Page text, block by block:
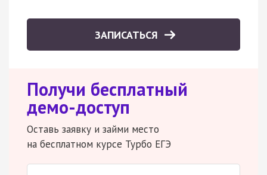
ЗАПИСАТЬСЯ
Получи бесплатный
демо-доступ
Оставь заявку и займи место
на бесплатном курсе Турбо ЕГЭ